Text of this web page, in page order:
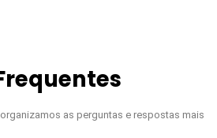
as perguntas e respostas mais